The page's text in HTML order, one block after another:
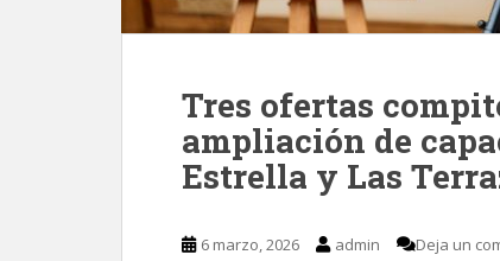
Tres ofertas
ampliación de
Estrella y Las
6 marzo, 2026 admin Deja un